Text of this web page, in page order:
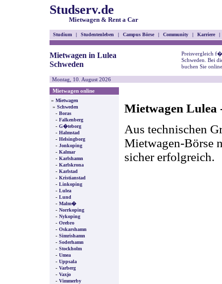
Studserv.de
Mietwagen & Rent a Car
Studium | Studentenleben | Campus Börse | Community | Karriere |
Mietwagen in Lulea
Schweden
Preisvergleich
Schweden. Bei
buchen Sie
Montag, 10. August 2026
Mietwagen online
» Mietwagen
» Schweden
- Boras
- Falkenberg
- G�teborg
- Halmstad
- Helsingborg
- Jonkoping
- Kalmar
- Karlshamn
- Karlskrona
- Karlstad
- Kristianstad
- Linkoping
- Lulea
- Lund
- Malm�
- Norrkoping
- Nykoping
- Orebro
- Oskarshamn
- Simrishamn
- Soderhamn
- Stockholm
- Umea
- Uppsala
- Varberg
- Vaxjo
- Vimmerby
Mietwagen Lulea
Aus technischen
Mietwagen-Börse
sicher erfolgreich.